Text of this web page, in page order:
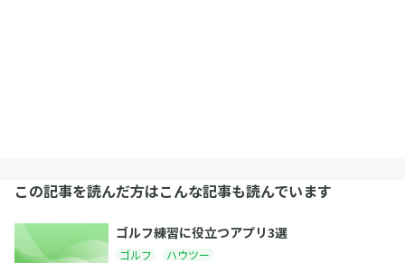
この記事を読んだ方はこんな記事も読んでいます
ゴルフ練習に役立つアプリ3選
ゴルフ ハウツー